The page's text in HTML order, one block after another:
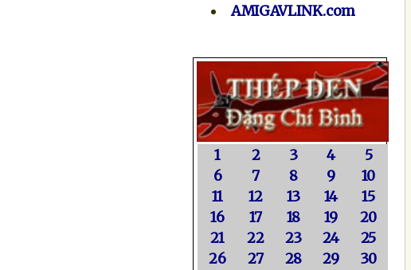
AMIGAVLINK.com
1 2 3 4
5
6
7 8 9
10
11
12 13 14
15
16
17 18 19
20
21
22 23 24
25
26
27 28 29
30